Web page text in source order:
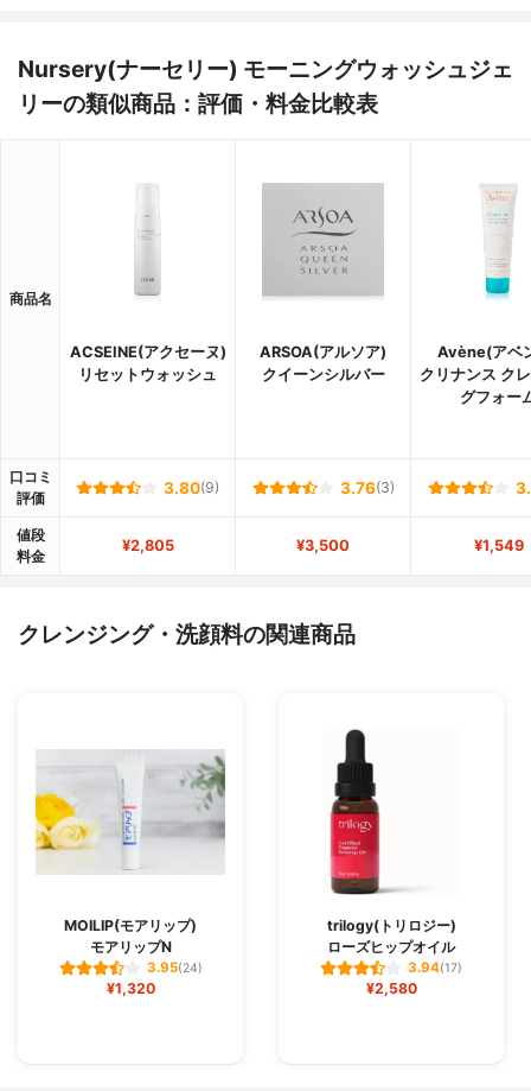
Nursery(ナーセリー) モーニングウォッシュジェ
リーの類似商品：評価・料金比較表
商品名
ACSEINE(アクセーヌ)
リセットウォッシュ
ARSOA(アルソア)
クイーンシルバー
Avène(アベ
クリナンス ク
グフォー
口コミ
評価
3.80(9) 3.76(3)
値段
料金
¥2,805 ¥3,500 ¥1,549
クレンジング・洗顔料の関連商品
MOILIP(モアリップ)
モアリップN
3.95(24)
¥1,320
trilogy(トリロジー)
ローズヒップオイル
3.94(17)
¥2,580